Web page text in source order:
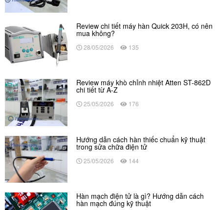
Review chi tiết máy hàn Quick 203H, có nên
mua không?
28/05/2026 135
Review máy khò chỉnh nhiệt Atten ST-862D
chi tiết từ A-Z
25/05/2026 176
Hướng dẫn cách hàn thiếc chuẩn kỹ thuật
trong sửa chữa điện tử
25/05/2026 144
Hàn mạch điện tử là gì? Hướng dẫn cách
hàn mạch đúng kỹ thuật